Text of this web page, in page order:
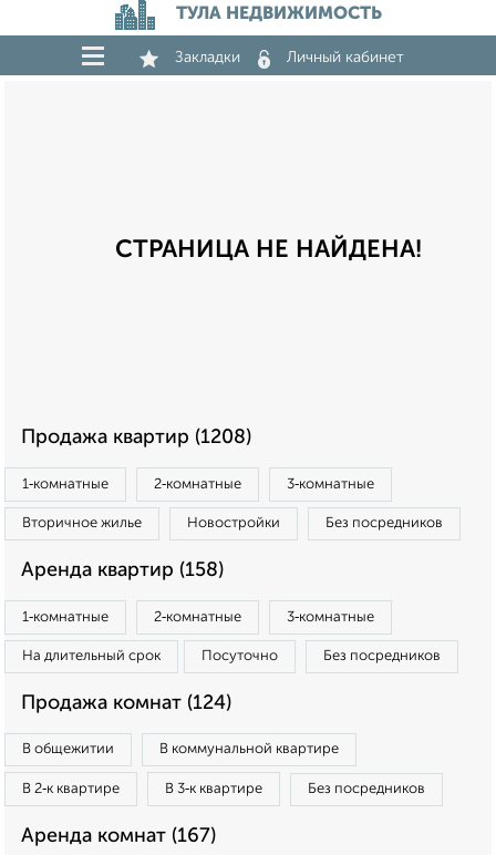
ТУЛА НЕДВИЖИМОСТЬ
Закладки Личный кабинет
СТРАНИЦА НЕ НАЙДЕНА!
Продажа квартир (1208)
1‑комнатные 2‑комнатные 3‑комнатные
Вторичное жилье Новостройки Без посредников
Аренда квартир (158)
1‑комнатные 2‑комнатные 3‑комнатные
На длительный срок Посуточно Без посредников
Продажа комнат (124)
В общежитии В коммунальной квартире
В 2‑к квартире В 3‑к квартире Без посредников
Аренда комнат (167)